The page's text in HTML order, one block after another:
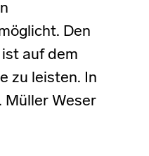
Den
auf dem
zu leisten. In
Müller Weser